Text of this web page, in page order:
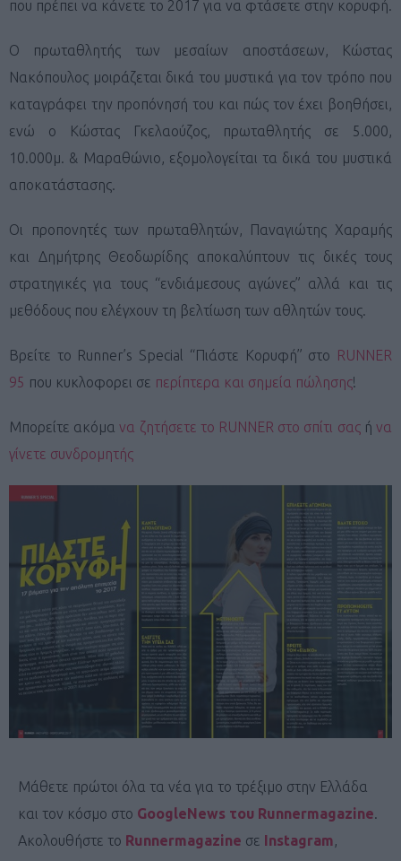
που πρέπει να κάνετε το 2017 για να φτάσετε στην κορυφή.
Ο πρωταθλητής των μεσαίων αποστάσεων, Κώστας
Νακόπουλος μοιράζεται δικά του μυστικά για τον τρόπο που
καταγράφει την προπόνησή του και πώς τον έχει βοηθήσει,
ενώ ο Κώστας Γκελαούζος, πρωταθλητής σε 5.000,
10.000μ. & Μαραθώνιο, εξομολογείται τα δικά του μυστικά
αποκατάστασης.
Οι προπονητές των πρωταθλητών, Παναγιώτης Χαραμής
και Δημήτρης Θεοδωρίδης αποκαλύπτουν τις δικές τους
στρατηγικές για τους “ενδιάμεσους αγώνες” αλλά και τις
μεθόδους που ελέγχουν τη βελτίωση των αθλητών τους.
Βρείτε το Runner’s Special “Πιάστε Κορυφή” στο RUNNER
95 που κυκλοφορει σε περίπτερα και σημεία πώλησης!
Μπορείτε ακόμανα ζητήσετε το RUNNER στο σπίτι σαςήνα
γίνετε συνδρομητής
Μάθετε πρώτοι όλα τα νέα για το τρέξιμο στην Ελλάδα
και τον κόσμο στο GoogleNews του Runnermagazine.
Ακολουθήστε το Runnermagazine σε Instagram,